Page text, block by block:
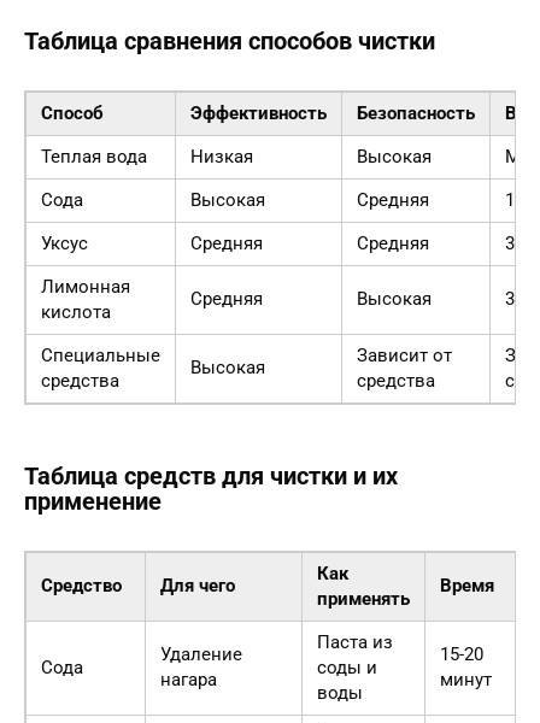
Таблица сравнения способов чистки
Способ Эффективность Безопасность
Теплая вода
Низкая Высокая
Сода
Высокая Средняя
15-
Уксус
Средняя Средняя
30
Лимонная
кислота
Средняя Высокая 30
Специальные
средства
Высокая
Зависит от
средства
Таблица средств для чистки и их
применение
Средство Для чего
Как
применять
Время
Сода
Удаление
нагара
Паста из
соды и
воды
15-20
минут